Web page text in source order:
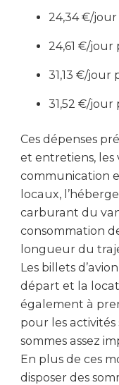
24,34 €/
24,61 €/jour
31,13 €/jour
31,52 €/jour
Ces dépenses
et entretiens, les
communication
locaux,
carburant du
consommation
longueur du
Les billets
départ et la
également à
pour les
sommes assez
En plus de ces
disposer des